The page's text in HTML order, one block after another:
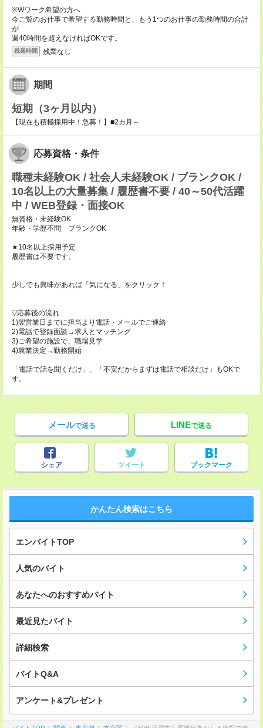
※Wワーク希望の方へ
今ご覧のお仕事で希望する勤務時間と、もう1つのお仕事の勤務時間の合計
が
週40時間を超えなければOKです。
残業時間 残業なし
期間
短期（3ヶ月以内）
【現在も積極採用中！急募！】■2カ月～
応募資格・条件
職種未経験OK / 社会人未経験OK / ブランクOK /
10名以上の大量募集 / 履歴書不要 / 40～50代活躍
中 / WEB登録・面接OK
無資格・未経験OK
年齢・学歴不問 ブランクOK
★10名以上採用予定
履歴書は不要です。
少しでも興味があれば「気になる」をクリック！
▽応募後の流れ
1)翌営業日までに担当より電話・メールでご連絡
2)電話で登録面談→求人とマッチング
3)ご希望の施設で、職場見学
4)就業決定→勤務開始
「電話で話を聞くだけ」、「不安だからまずは電話で相談だけ」もOKで
す。
メールで送る LINEで送る
シェア ツイート ブックマーク
かんたん検索はこちら
エンバイトTOP
人気のバイト
あなたへのおすすめバイト
最近見たバイト
詳細検索
バイトQ&A
アンケート&プレゼント